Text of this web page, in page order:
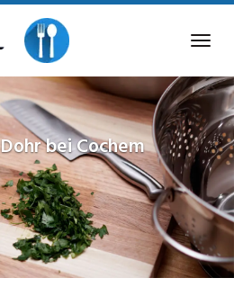
Dohr bei Cochem